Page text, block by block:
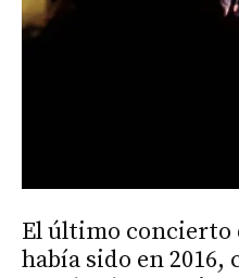
El último concierto
había sido en 2016,